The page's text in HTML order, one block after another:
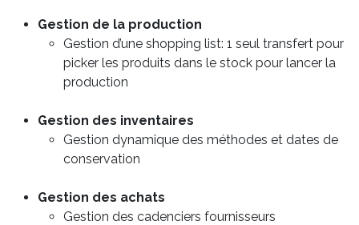
Gestion de la production
Gestion d’une shopping list: 1 seul transfert pour
picker les produits dans le stock pour lancer la
production
Gestion des inventaires
Gestion dynamique des méthodes et dates de
conservation
Gestion des achats
Gestion des cadenciers fournisseurs